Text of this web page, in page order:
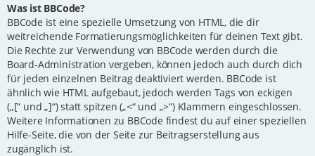
Was ist BBCode?
BBCode ist eine spezielle Umsetzung von HTML, die dir
weitreichende Formatierungsmöglichkeiten für deinen Text gibt.
Die Rechte zur Verwendung von BBCode werden durch die
Board-Administration vergeben, können jedoch auch durch dich
für jeden einzelnen Beitrag deaktiviert werden. BBCode ist
ähnlich wie HTML aufgebaut, jedoch werden Tags von eckigen
(„[“ und „]“) statt spitzen („<“ und „>“) Klammern eingeschlossen.
Weitere Informationen zu BBCode findest du auf einer speziellen
Hilfe-Seite, die von der Seite zur Beitragserstellung aus
zugänglich ist.